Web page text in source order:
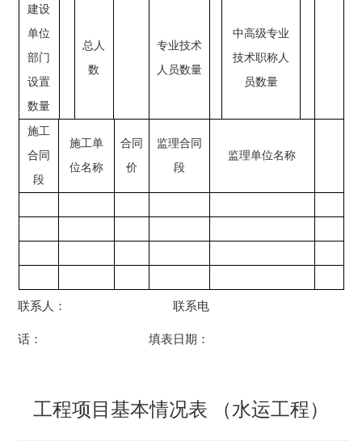
建设
单位
部门
设置
数量
总人
数
专业技术
人员数量
中高级专业
技术职称人
员数量
施工
合同
段
施工单
位名称
合同
价
监理合同
段
监理单位名称
联系人： 联系电
话： 填表日期：
工程项目基本情况表 （水运工程）